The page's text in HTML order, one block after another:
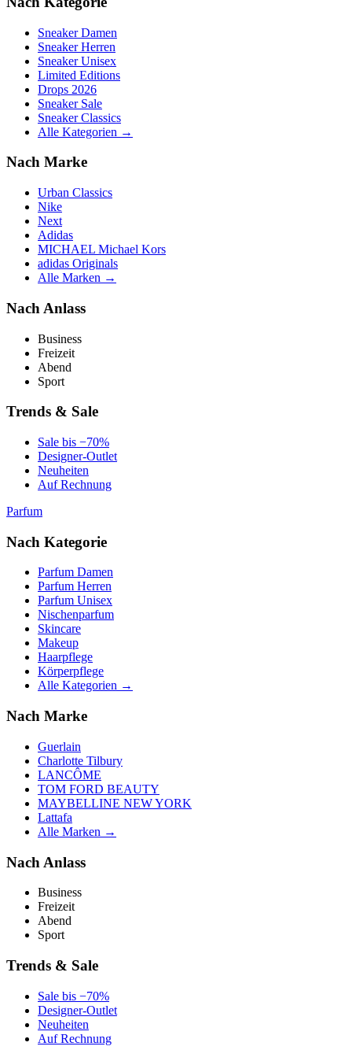
Sneaker Damen
Sneaker Herren
Sneaker Unisex
Limited Editions
Drops 2026
Sneaker Sale
Sneaker Classics
Alle Kategorien →
Nach Marke
Urban Classics
Nike
Next
Adidas
MICHAEL Michael Kors
adidas Originals
Alle Marken →
Nach Anlass
Business
Freizeit
Abend
Sport
Trends & Sale
Sale bis −70%
Designer-Outlet
Neuheiten
Auf Rechnung
Parfum
Nach Kategorie
Parfum Damen
Parfum Herren
Parfum Unisex
Nischenparfum
Skincare
Makeup
Haarpflege
Körperpflege
Alle Kategorien →
Nach Marke
Guerlain
Charlotte Tilbury
LANCÔME
TOM FORD BEAUTY
MAYBELLINE NEW YORK
Lattafa
Alle Marken →
Nach Anlass
Business
Freizeit
Abend
Sport
Trends & Sale
Sale bis −70%
Designer-Outlet
Neuheiten
Auf Rechnung